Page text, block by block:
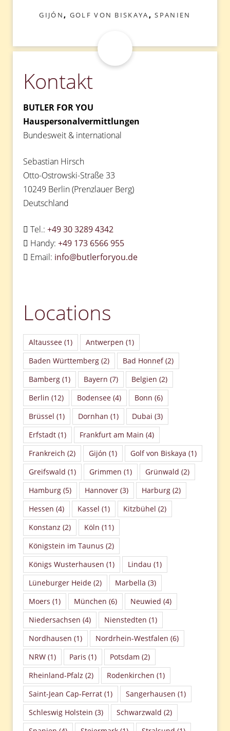
SCHLAGWÖRTER
GIJÓN, GOLF VON BISKAYA,SPANIEN
Kontakt
BUTLER FOR YOU
Hauspersonalvermittlungen
Bundesweit & international
Sebastian Hirsch
Otto-Ostrowski-Straße 33
10249 Berlin (Prenzlauer Berg)
Deutschland
Tel.: +49 30 3289 4342
Handy: +49 173 6566 955
Email: info@butlerforyou.de
Locations
Altaussee (1) Antwerpen (1)
Baden Württemberg (2) Bad Honnef(2)
Bamberg (1) Bayern (7) Belgien (2)
Berlin (12) Bodensee (4) Bonn (6)
Brüssel (1) Dornhan (1) Dubai (3)
Erfstadt (1) Frankfurt am Main (4)
Frankreich (2) Gijón (1) Golf von Biskaya (1)
Greifswald (1) Grimmen (1) Grünwald (2)
Hamburg (5) Hannover (3) Harburg (2)
Hessen (4) Kassel (1) Kitzbühel (2)
Konstanz (2) Köln (11)
Königstein im Taunus (2)
Königs Wusterhausen (1) Lindau (1)
Lüneburger Heide (2) Marbella (3)
Moers (1) München (6) Neuwied (4)
Niedersachsen (4) Nienstedten (1)
Nordhausen (1) Nordrhein-Westfalen (6)
NRW (1) Paris (1) Potsdam (2)
Rheinland-Pfalz (2) Rodenkirchen (1)
Saint-Jean Cap-Ferrat (1) Sangerhausen (1)
Schleswig Holstein (3) Schwarzwald (2)